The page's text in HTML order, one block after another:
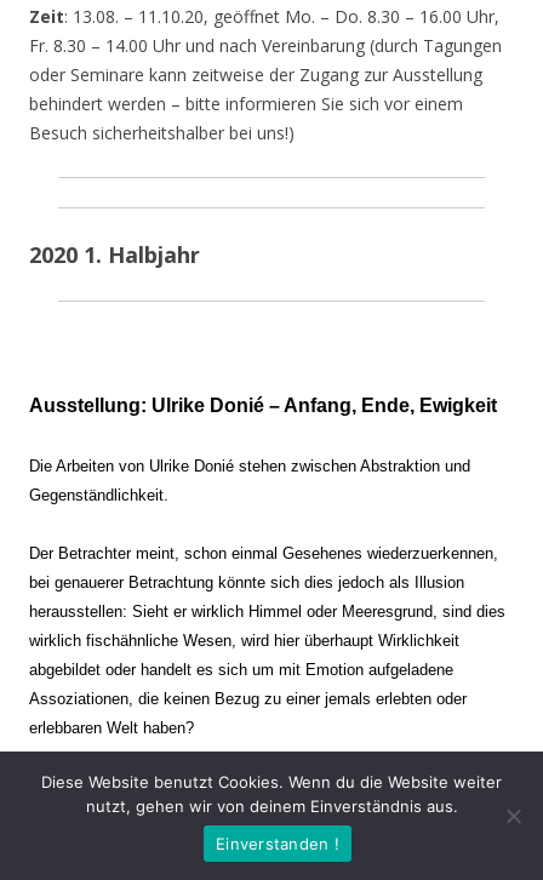
Zeit: 13.08. – 11.10.20, geöffnet Mo. – Do. 8.30 – 16.00 Uhr,
Fr. 8.30 – 14.00 Uhr und nach Vereinbarung (durch Tagungen
oder Seminare kann zeitweise der Zugang zur Ausstellung
behindert werden – bitte informieren Sie sich vor einem
Besuch sicherheitshalber bei uns!)
2020 1. Halbjahr
Ausstellung: Ulrike Donié – Anfang, Ende, Ewigkeit
Die Arbeiten von Ulrike Donié stehen zwischen Abstraktion und
Gegenständlichkeit.
Der Betrachter meint, schon einmal Gesehenes wiederzuerkennen,
bei genauerer Betrachtung könnte sich dies jedoch als Illusion
herausstellen: Sieht er wirklich Himmel oder Meeresgrund, sind dies
wirklich fischähnliche Wesen, wird hier überhaupt Wirklichkeit
abgebildet oder handelt es sich um mit Emotion aufgeladene
Assoziationen, die keinen Bezug zu einer jemals erlebten oder
erlebbaren Welt haben?
Verharren und Dynamik stehen sich dabei gegenüber. Zeit steht still
oder verrinnt im Nu. Es soll dabei eine Spannung, auch farblich, bis
zur Schmerzgrenze erzeugt werden. Die Arbeiten stellen ambivalente
Diese Website benutzt Cookies. Wenn du die Website weiter
nutzt, gehen wir von deinem Einverständnis aus.
Einverstanden !